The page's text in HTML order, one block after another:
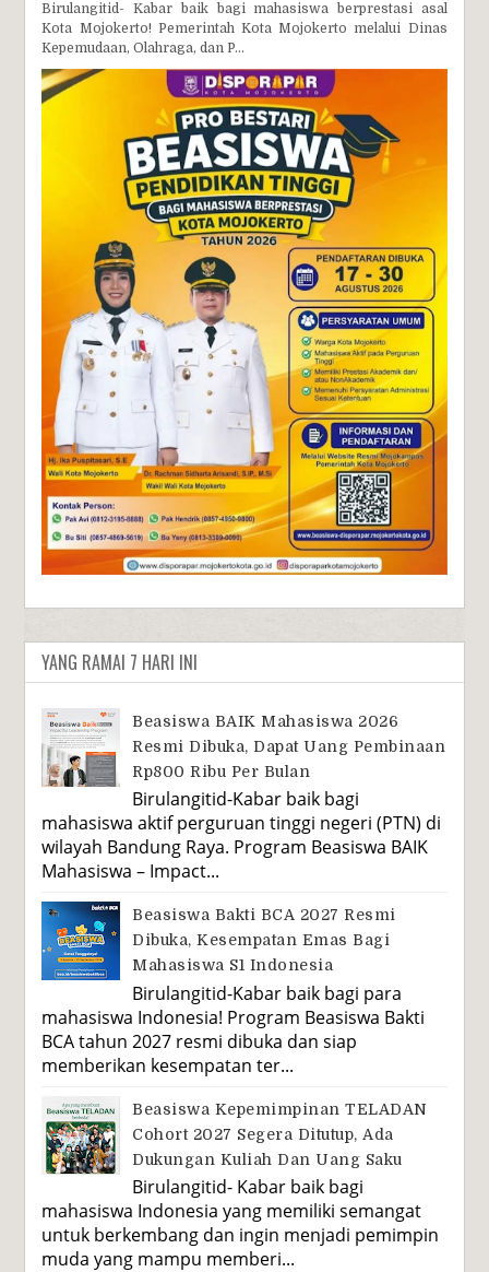
Birulangitid- Kabar baik bagi mahasiswa berprestasi asal
Kota Mojokerto! Pemerintah Kota Mojokerto melalui Dinas
Kepemudaan, Olahraga, dan P...
YANG RAMAI 7 HARI INI
Beasiswa BAIK Mahasiswa 2026
Resmi Dibuka, Dapat Uang Pembinaan
Rp800 Ribu Per Bulan
Birulangitid-Kabar baik bagi
mahasiswa aktif perguruan tinggi negeri (PTN) di
wilayah Bandung Raya. Program Beasiswa BAIK
Mahasiswa – Impact...
Beasiswa Bakti BCA 2027 Resmi
Dibuka, Kesempatan Emas Bagi
Mahasiswa S1 Indonesia
Birulangitid-Kabar baik bagi para
mahasiswa Indonesia! Program Beasiswa Bakti
BCA tahun 2027 resmi dibuka dan siap
memberikan kesempatan ter...
Beasiswa Kepemimpinan TELADAN
Cohort 2027 Segera Ditutup, Ada
Dukungan Kuliah Dan Uang Saku
Birulangitid- Kabar baik bagi
mahasiswa Indonesia yang memiliki semangat
untuk berkembang dan ingin menjadi pemimpin
muda yang mampu memberi...